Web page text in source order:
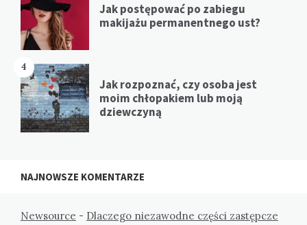
Jak postępować po zabiegu
makijażu permanentnego ust?
4
Jak rozpoznać, czy osoba jest
moim chłopakiem lub moją
dziewczyną
NAJNOWSZE KOMENTARZE
Newsource - Dlaczego niezawodne części zastępcze